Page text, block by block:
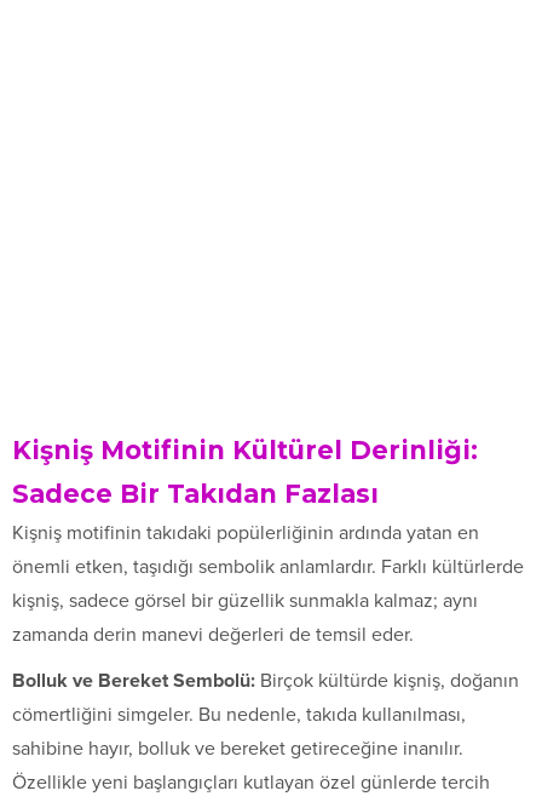
Kişniş Motifinin Kültürel Derinliği:
Sadece Bir Takıdan Fazlası
Kişniş motifinin takıdaki popülerliğinin ardında yatan en
önemli etken, taşıdığı sembolik anlamlardır. Farklı kültürlerde
kişniş, sadece görsel bir güzellik sunmakla kalmaz; aynı
zamanda derin manevi değerleri de temsil eder.
Bolluk ve Bereket Sembolü: Birçok kültürde kişniş, doğanın
cömertliğini simgeler. Bu nedenle, takıda kullanılması,
sahibine hayır, bolluk ve bereket getireceğine inanılır.
Özellikle yeni başlangıçları kutlayan özel günlerde tercih